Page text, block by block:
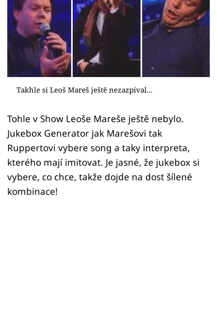
Videa
Sledujte prima+
Přihlášení
Takhle si Leoš Mareš ještě nezazpíval...
Tohle v Show Leoše Mareše ještě nebylo.
Jukebox Generator jak Marešovi tak
Ruppertovi vybere song a taky interpreta,
kterého mají imitovat. Je jasné, že jukebox si
vybere, co chce, takže dojde na dost šílené
kombinace!